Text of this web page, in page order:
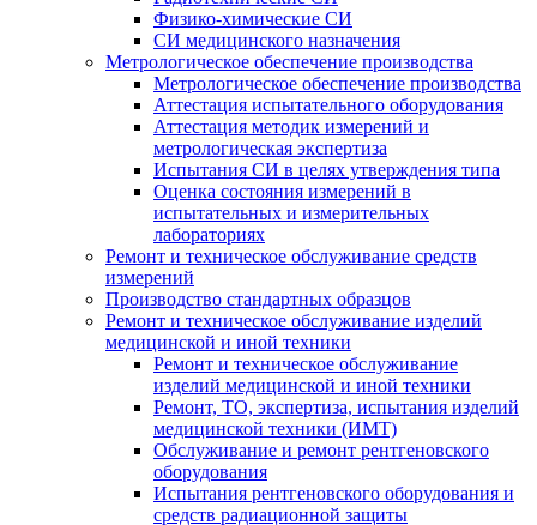
Физико-химические СИ
СИ медицинского назначения
Метрологическое обеспечение производства
Метрологическое обеспечение производства
Аттестация испытательного оборудования
Аттестация методик измерений и
метрологическая экспертиза
Испытания СИ в целях утверждения типа
Оценка состояния измерений в
испытательных и измерительных
лабораториях
Ремонт и техническое обслуживание средств
измерений
Производство стандартных образцов
Ремонт и техническое обслуживание изделий
медицинской и иной техники
Ремонт и техническое обслуживание
изделий медицинской и иной техники
Ремонт, ТО, экспертиза, испытания изделий
медицинской техники (ИМТ)
Обслуживание и ремонт рентгеновского
оборудования
Испытания рентгеновского оборудования и
средств радиационной защиты